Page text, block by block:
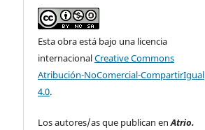
Esta obra está bajo una licencia
internacionalCreative Commons
Atribución-NoComercial-CompartirIgual
4.0.
Los autores/as que publican enAtrio.